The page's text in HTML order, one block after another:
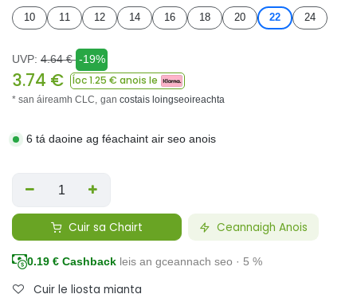
10 11 12 14 16 18 20 22 24
UVP: 4.64€ -19%
3.74 € Íoc1.25 € anois le
* san áireamh CLC, gan costais loingseoireachta
6 tá daoine ag féachaint air seo anois
Cuir sa Chairt Ceannaigh Anois
0.19 € Cashback leis an gceannach seo · 5 %
Cuir le liosta mianta